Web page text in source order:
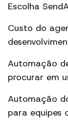
Escolha
Custo do
Automação
procurar em
Automação
para equipes